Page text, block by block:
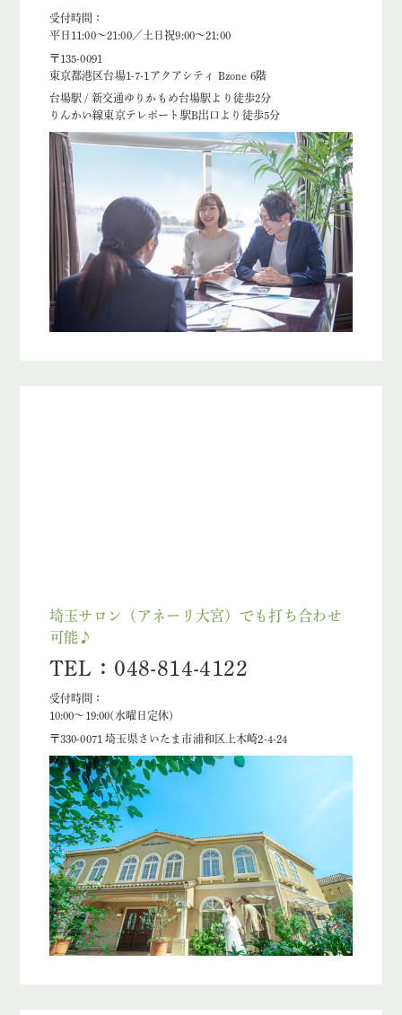
受付時間：
平日11:00～21:00／土日祝9:00～21:00
〒135-0091
東京都港区台場1-7-1アクアシティ Bzone 6階
台場駅 / 新交通ゆりかもめ台場駅より徒歩2分
りんかい線東京テレポート駅B出口より徒歩5分
埼玉サロン（アネーリ大宮）でも打ち合わせ
可能♪
TEL：048-814-4122
受付時間：
10:00〜19:00(水曜日定休)
〒330-0071 埼玉県さいたま市浦和区上木崎2-4-24